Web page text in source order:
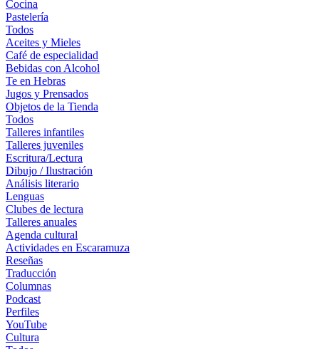
Cocina
Pastelería
Todos
Aceites y Mieles
Café de especialidad
Bebidas con Alcohol
Te en Hebras
Jugos y Prensados
Objetos de la Tienda
Todos
Talleres infantiles
Talleres juveniles
Escritura/Lectura
Dibujo / Ilustración
Análisis literario
Lenguas
Clubes de lectura
Talleres anuales
Agenda cultural
Actividades en Escaramuza
Reseñas
Traducción
Columnas
Podcast
Perfiles
YouTube
Cultura